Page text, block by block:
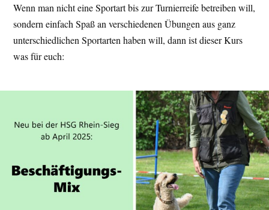
Wenn man nicht eine Sportart bis zur Turnierreife betreiben will,
sondern einfach Spaß an verschiedenen Übungen aus ganz
unterschiedlichen Sportarten haben will, dann ist dieser Kurs
was für euch: